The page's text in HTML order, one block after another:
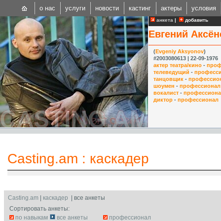
International
анкета | добавить
Евгений
(Evgeniy Aksyonov)
#2003080613 | 22-09-1976
актер театра/кино -
телеведущий -
танцовщик -
шоумен - профессионал
вокалист -
диктор - профессионал
Casting.am : каскадер
Casting.am каскадер | все анкеты
Сортировать анкеты:
по навыкам
все анкеты
профессионал
о нас услуги новости кастинг актеры условия